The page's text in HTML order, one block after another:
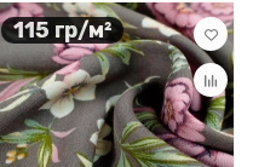
115 гр/м²